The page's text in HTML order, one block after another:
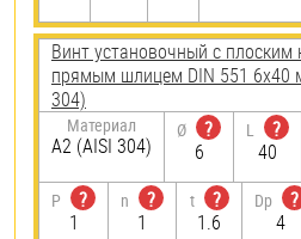
Винт установочный с плоским
прямым шлицем DIN 551 6х40
304)
Материал
А2 (AISI 304)
Ø
?
6
L
?
40
P
?
1
n
?
1
t
?
1.6
Dp
?
4